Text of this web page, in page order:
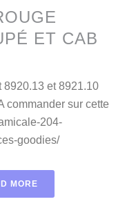
ET CAB
8920.13 et 8921.10
commander sur cette
204-
goodies/
MORE